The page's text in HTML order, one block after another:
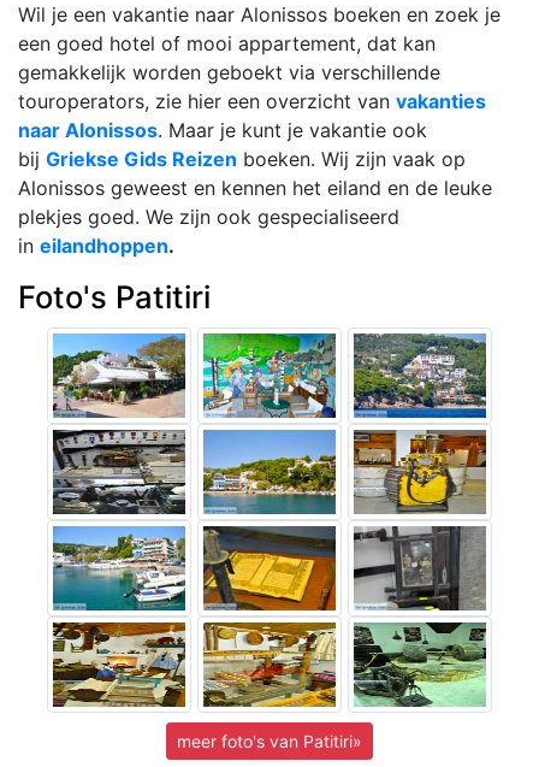
Wil je een vakantie naar Alonissos boeken en zoek je
een goed hotel of mooi appartement, dat kan
gemakkelijk worden geboekt via verschillende
touroperators, zie hier een overzicht van vakanties
naar Alonissos. Maar je kunt je vakantie ook
bij Griekse Gids Reizen boeken. Wij zijn vaak op
Alonissos geweest en kennen het eiland en de leuke
plekjes goed. We zijn ook gespecialiseerd
in eilandhoppen.
Foto's Patitiri
meer foto's van Patitiri»